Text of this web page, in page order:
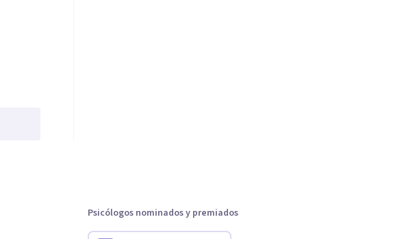
Psicólogos nominados y premiados